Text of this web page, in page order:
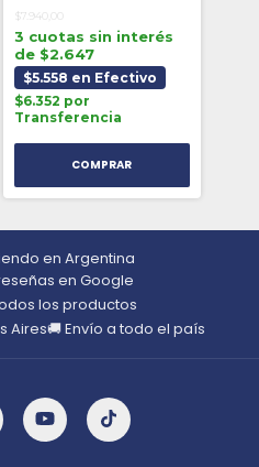
$7.940,00
3 cuotas sin interés
de $2.647
$5.558 en Efectivo
$6.352 por
Transferencia
en Argentina
en Google
los productos
Aires🚚 Envío a todo el país